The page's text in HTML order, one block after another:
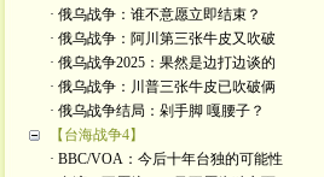
· 俄乌战争：谁不意愿立即结束？
· 俄乌战争：阿川第三张牛皮又吹破
· 俄乌战争2025：果然是边打边谈的
· 俄乌战争：川普三张牛皮已吹破俩
· 俄乌战争结局：剁手脚 嘎腰子？
【台海战争4】
· BBC/VOA：今后十年台独的可能性